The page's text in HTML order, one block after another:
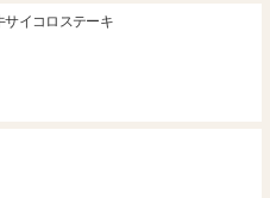
サイコロステーキ